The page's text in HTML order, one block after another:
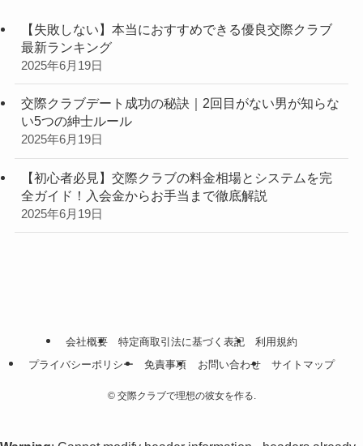
【失敗しない】本当におすすめできる優良交際クラブ
最新ランキング
2025年6月19日
交際クラブデート成功の秘訣｜2回目がない男が知らな
い5つの紳士ルール
2025年6月19日
【初心者必見】交際クラブの料金相場とシステムを完
全ガイド！入会金からお手当まで徹底解説
2025年6月19日
会社概要 特定商取引法に基づく表記
利用規約
プライバシーポリシー
免責事項 お問い合わせ サイトマップ
©交際クラブで理想の彼女を作る.